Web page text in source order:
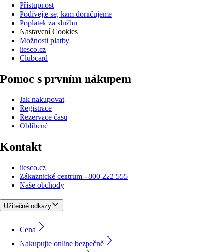
Přístupnost
Podívejte se, kam doručujeme
Poplatek za službu
Nastavení Cookies
Možnosti platby
itesco.cz
Clubcard
Pomoc s prvním nákupem
Jak nakupovat
Registrace
Rezervace času
Oblíbené
Kontakt
itesco.cz
Zákaznické centrum - 800 222 555
Naše obchody
Užitečné odkazy
Cena
Nakupujte online bezpečně